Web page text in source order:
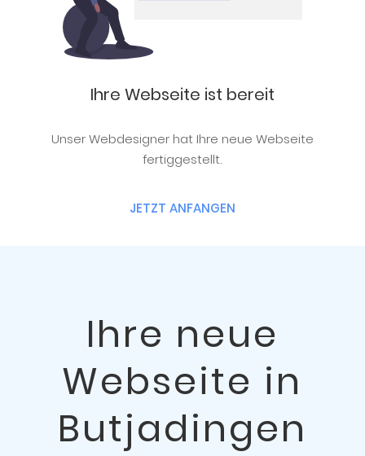
Ihre Webseite ist bereit
Unser Webdesigner hat Ihre neue Webseite
fertiggestellt.
JETZT ANFANGEN
Ihre neue
Webseite in
Butjadingen